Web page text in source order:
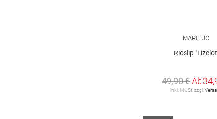
MARIE JO
Rioslip
49,90 €Ab
inkl. MwSt. zzgl.